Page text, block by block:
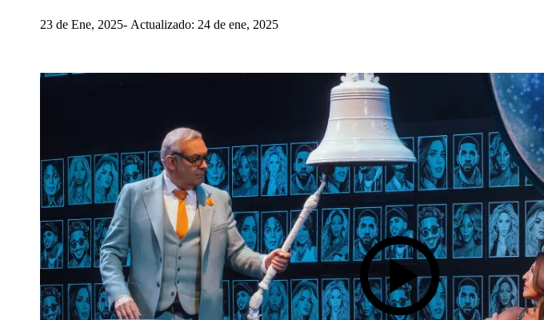
23 de Ene, 2025 Actualizado: 24 de ene, 2025